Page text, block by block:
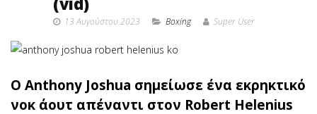
13 Αυγούστου 2023 Boxing Super User
O Anthony Joshua σημείωσε ένα εκρηκτικό
νοκ άουτ απέναντι στον Robert Helenius